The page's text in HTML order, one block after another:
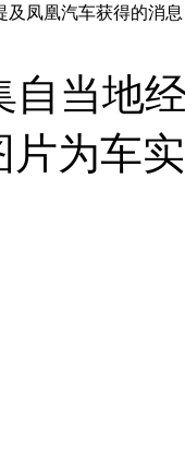
及凤凰汽车获得的消
自当地
片为车